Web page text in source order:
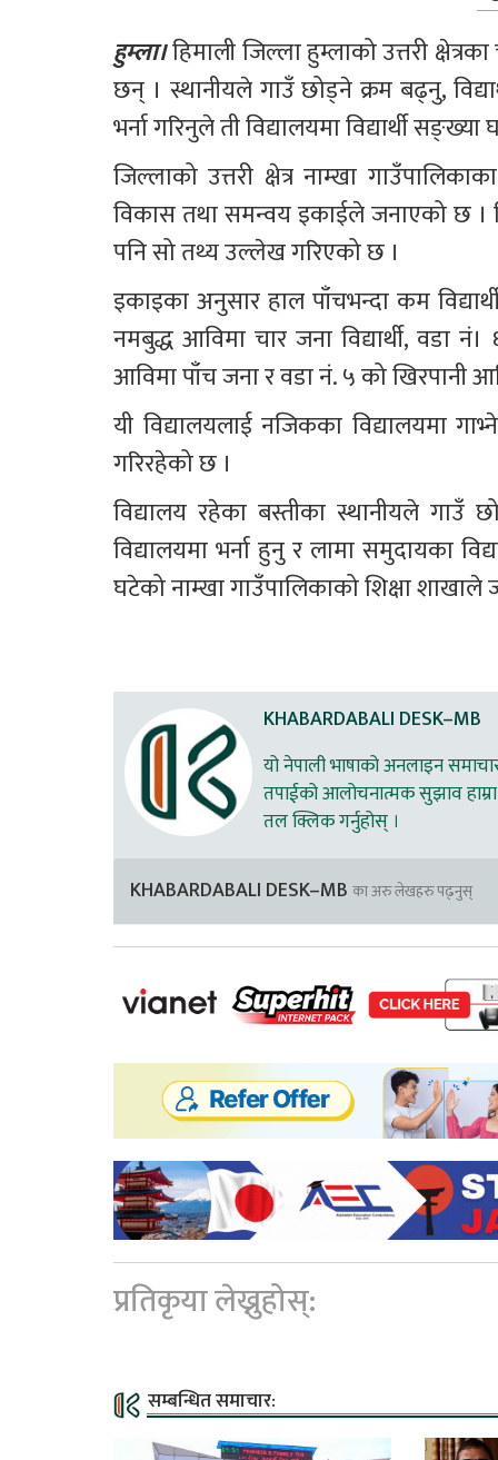
हुम्ला। हिमाली जिल्ला हुम्लाको उत्तरी
छन् । स्थानीयले गाउँ छोड्ने क्रम बढ्नु,
भर्ना गरिनुले ती विद्यालयमा विद्यार्थी
जिल्लाको उत्तरी क्षेत्र नाम्खा
विकास तथा समन्वय इकाईले जनाएको छ ।
पनि सो तथ्य उल्लेख गरिएको छ ।
इकाइका अनुसार हाल पाँचभन्दा कम
नमबुद्ध आविमा चार जना विद्यार्थी, वडा
आविमा पाँच जना र वडा नं. ५ को खिरपानी
यी विद्यालयलाई नजिकका विद्यालयमा
गरिरहेको छ ।
विद्यालय रहेका बस्तीका स्थानीयले गाउँ
विद्यालयमा भर्ना हुनु र लामा समुदायका
घटेको नाम्खा गाउँपालिकाको शिक्षा
KHABARDABALI DESK–MB
यो नेपाली भाषाको अनलाइन
तपाईको आलोचनात्मक सुझाव
तल क्लिक गर्नुहोस् ।
KHABARDABALI DESK–MB का अरु लेखहरु पढ्नुस्
प्रतिकृया लेख्नुहोस्:
सम्बन्धित समाचार: